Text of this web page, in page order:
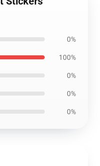
0%
100%
0%
0%
0%